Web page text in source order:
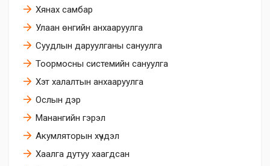
Хянах самбар
Улаан өнгийн анхааруулга
Суудлын даруулганы сануулга
Тоормосны системийн сануулга
Хэт халалтын анхааруулга
Ослын дэр
Манангийн гэрэл
Акумляторын хүчдэл
Хаалга дутуу хаагдсан